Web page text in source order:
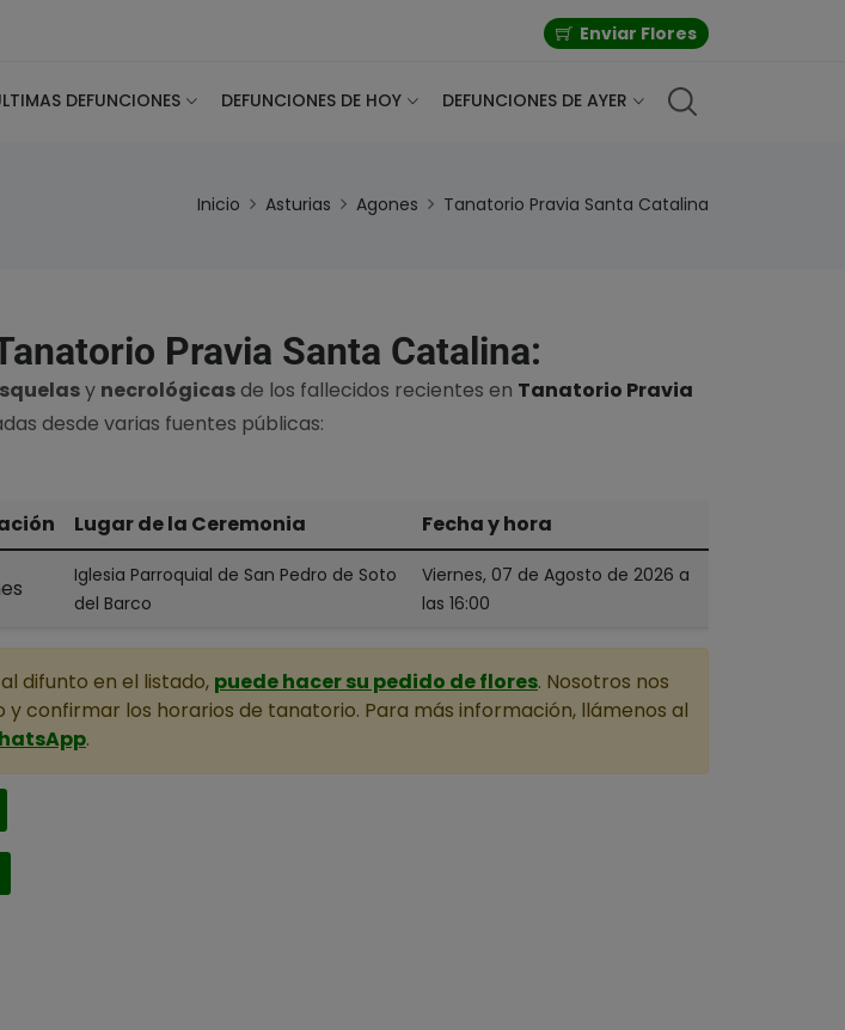
Enviar Flores
DEFUNCIONES DEFUNCIONES DE HOY DEFUNCIONES DE AYER
Inicio Asturias Agones Tanatorio Pravia Santa Catalina
Pravia Santa Catalina:
y necrológicasde los fallecidos recientes en Tanatorio Pravia
desde varias fuentes públicas:
Lugar de la Ceremonia
Fecha y hora
Iglesia Parroquial de San Pedro de Soto
del Barco
Viernes, 07 de Agosto de 2026 a
las 16:00
difunto en el listado, puede hacer su pedido de flores. Nosotros nos
confirmar los horarios de tanatorio. Para más información, llámenos al
.